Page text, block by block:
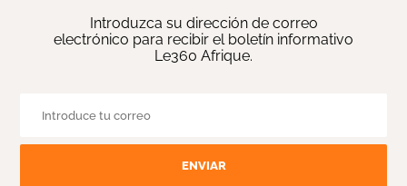
Introduzca su dirección de correo
electrónico para recibir el boletín informativo
Le360 Afrique.
ENVIAR